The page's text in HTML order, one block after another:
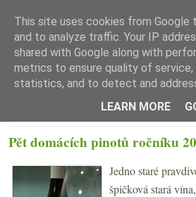
☰ Menu
Pět domácích pinotů ročníku
Jedno staré
špičková stará
This site uses cookies from Google
and to analyze traffic. Your IP
shared with Google along with
metrics to ensure quality of service,
statistics, and to detect and
LEARN MORE